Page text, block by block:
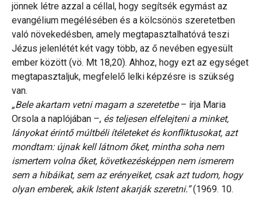
jönnek létre azzal a céllal, hogy segítsék egymást az
evangélium megélésében és a kölcsönös szeretetben
való növekedésben, amely megtapasztalhatóvá teszi
Jézus jelenlétét két vagy több, az ő nevében egyesült
ember között (vö. Mt 18,20). Ahhoz, hogy ezt az egységet
megtapasztaljuk, megfelelő lelki képzésre is szükség
van.
„Bele akartam vetni magam a szeretetbe– írja Maria
Orsola a naplójában –, és teljesen elfelejteni a minket,
lányokat érintő múltbéli ítéleteket és konfliktusokat, azt
mondtam: újnak kell látnom őket, mintha soha nem
ismertem volna őket, következésképpen nem ismerem
sem a hibáikat, sem az erényeiket, csak azt tudom, hogy
olyan emberek, akik Istent akarják szeretni.”(1969. 10.